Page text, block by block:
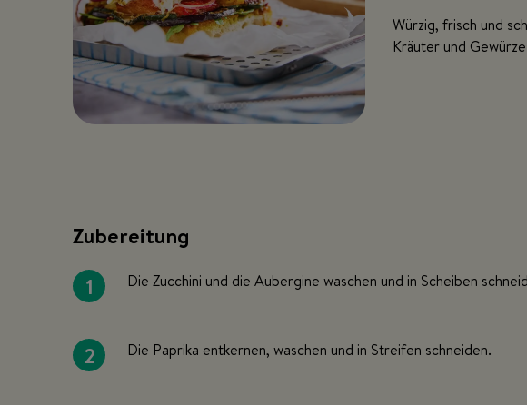
Würzig, frisch und
Kräuter und
Zubereitung
1
Die Zucchini und die Aubergine waschen und in Scheiben
2 Die Paprika entkernen, waschen und in Streifen schneiden.